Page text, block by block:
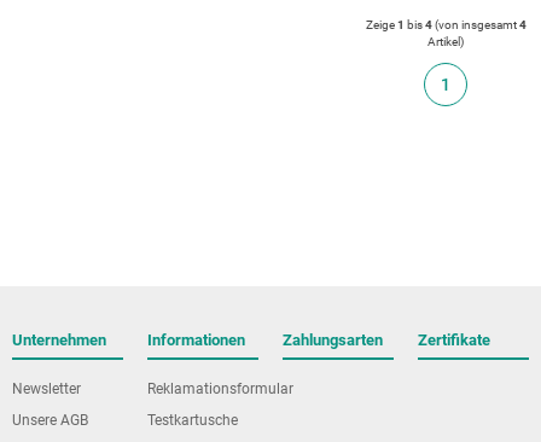
Zeige1 bis4(von insgesamt4
Artikel)
1
Unternehmen
Newsletter
Unsere AGB
Informationen
Reklamationsformular
Testkartusche
Zahlungsarten Zertifikate